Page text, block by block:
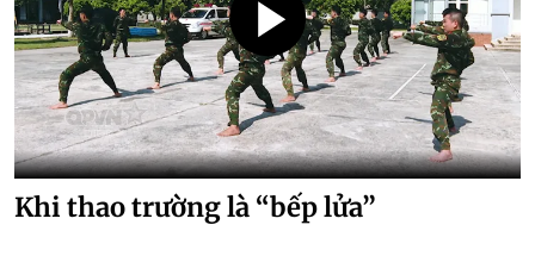
Khi thao trường là “bếp lửa”